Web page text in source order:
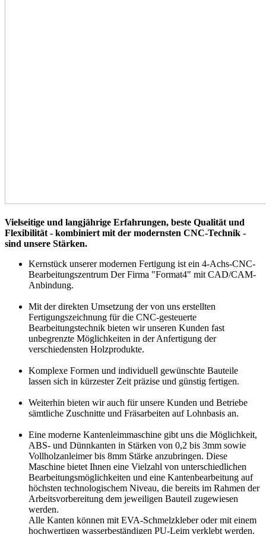
Vielseitige und langjährige Erfahrungen, beste Qualität und
Flexibilität - kombiniert mit der modernsten CNC-Technik -
sind unsere Stärken.
Kernstück unserer modernen Fertigung ist ein 4-Achs-CNC-
Bearbeitungszentrum Der Firma "Format4" mit CAD/CAM-
Anbindung.
Mit der direkten Umsetzung der von uns erstellten
Fertigungszeichnung für die CNC-gesteuerte
Bearbeitungstechnik bieten wir unseren Kunden fast
unbegrenzte Möglichkeiten in der Anfertigung der
verschiedensten Holzprodukte.
Komplexe Formen und individuell gewünschte Bauteile
lassen sich in kürzester Zeit präzise und günstig fertigen.
Weiterhin bieten wir auch für unsere Kunden und Betriebe
sämtliche Zuschnitte und Fräsarbeiten auf Lohnbasis an.
Eine moderne Kantenleimmaschine gibt uns die Möglichkeit,
ABS- und Dünnkanten in Stärken von 0,2 bis 3mm sowie
Vollholzanleimer bis 8mm Stärke anzubringen. Diese
Maschine bietet Ihnen eine Vielzahl von unterschiedlichen
Bearbeitungsmöglichkeiten und eine Kantenbearbeitung auf
höchsten technologischem Niveau, die bereits im Rahmen der
Arbeitsvorbereitung dem jeweiligen Bauteil zugewiesen
werden.
Alle Kanten können mit EVA-Schmelzkleber oder mit einem
hochwertigen wasserbeständigen PU-Leim verklebt werden.